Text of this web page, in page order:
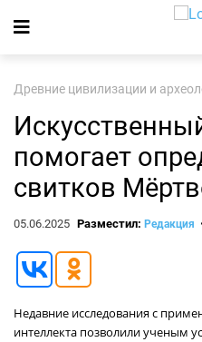
Древние цивилизации и
помогает
свитков
05.06.2025 Разместил: Редакция
Недавние исследования с
интеллекта позволили ученым